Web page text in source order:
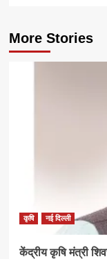
More Stories
कृषि नई दिल्ली
केंद्रीय कृषि मंत्री